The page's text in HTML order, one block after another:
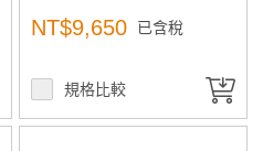
提供多重顯示輸出與豐富
NT$9,650 已含稅
規格比較